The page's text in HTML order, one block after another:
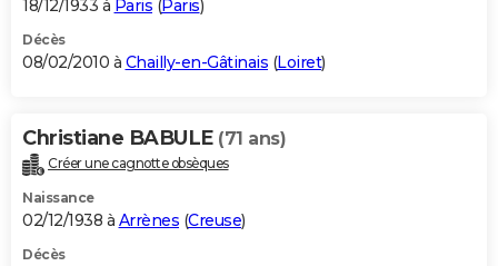
18/12/1933 à Paris (Paris)
Décès
08/02/2010 à Chailly-en-Gâtinais (Loiret)
Christiane BABULE (71 ans)
Créer une cagnotte obsèques
Naissance
02/12/1938 à Arrènes (Creuse)
Décès